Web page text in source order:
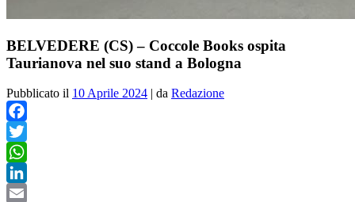
BELVEDERE (CS) – Coccole Books ospita
Taurianova nel suo stand a Bologna
Pubblicato il 10 Aprile 2024 | da Redazione
Facebook
Twitter
WhatsApp
LinkedIn